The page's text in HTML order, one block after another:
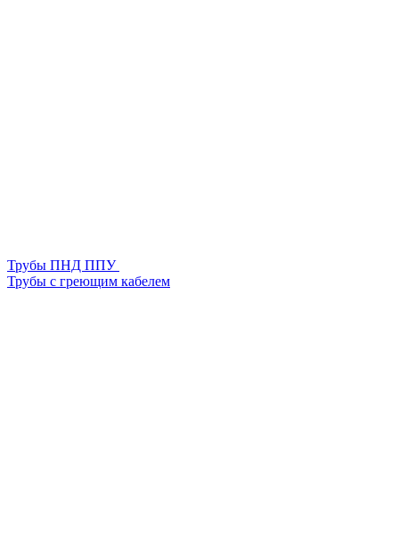
Трубы ПНД ППУ
Трубы с греющим кабелем